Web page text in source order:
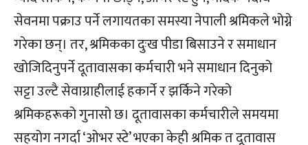
सेवनमा पक्राउ पर्ने लगायतका समस्या नेपाली श्रमिकले भोग्ने
गरेका छन्। तर, श्रमिकका दुःख पीडा बिसाउने र समाधान
खोजिदिनुपर्ने दूतावासका कर्मचारी भने समाधान दिनुको
सट्टा उल्टै सेवाग्राहीलाई हकार्ने र झर्किने गरेको
श्रमिकहरूको गुनासो छ। दूतावासका कर्मचारीले समयमा
सहयोग नगर्दा ‘ओभर स्टे’ भएका केही श्रमिक त दूतावास